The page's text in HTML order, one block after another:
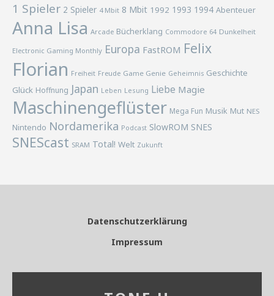
1 Spieler 2 Spieler 4 Mbit 8 Mbit 1992 1993 1994 Abenteuer
Anna Lisa Arcade Bücherklang Commodore 64 Dunkelheit
Electronic Gaming Monthly Europa FastROM Felix
Florian Freiheit Freude Game Genie Geheimnis Geschichte
Glück Hoffnung Japan Leben Lesung Liebe Magie
Maschinengeflüster Mega Fun Musik Mut NES
Nintendo Nordamerika Podcast SlowROM SNES
SNEScast SRAM Total! Welt Zukunft
Datenschutzerklärung
Impressum